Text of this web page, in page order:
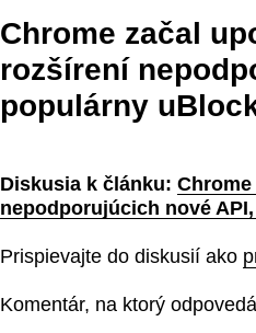
Chrome začal
rozšírení
populárny
Diskusia k článku:
nepodporujúcich nové
Prispievajte do diskusií ako
Komentár, na ktorý